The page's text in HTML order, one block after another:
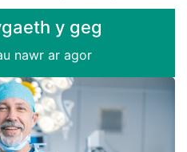
y geg
nawr ar agor